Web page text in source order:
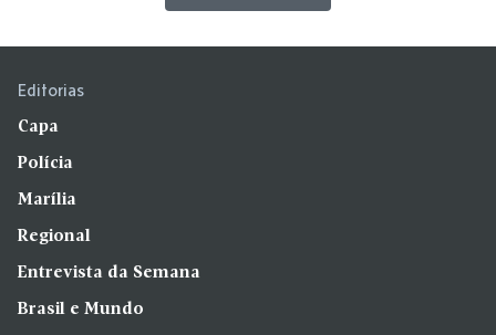
Editorias
Capa
Polícia
Marília
Regional
Entrevista da Semana
Brasil e Mundo